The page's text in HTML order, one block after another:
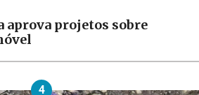
aprova projetos sobre
4